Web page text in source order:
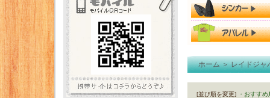
ホーム＞レイドジャ
[並び順を変更] ・おすすめ